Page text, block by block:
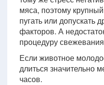
мяса, поэтому
пугать или допускать
факторов. А
процедуру
Если животное
длиться значительно
часов.